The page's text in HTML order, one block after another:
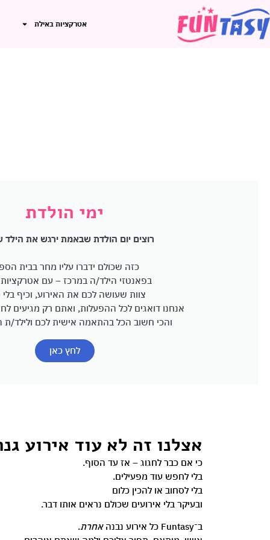
אטרקציות באילת
ימי הולדת
רוצים יום הולדת שבאמת ירגש את
כזה שכולם ידברו עליו מחר בבית
בפאנטזי הילד/ה במרכז – עם אטרקציות
צוות שעושה לכם את האירוע, וכיף בלי
אנחנו דואגים לכל ההפעלות, ואתם רק מגיעים
והכי חשוב הכל בהתאמה אישית לכם ולילד/ת
לחץ כאן
אצלנו זה לא עוד אירוע
כי אם כבר לחגוג – אז עד הסוף.
בלי לחפש עוד מפעילים.
בלי לסחוב או להכין כלום
ובעיקר בלי אירועים שכולם נראים אותו דבר.
ב־Funtasy כל אירוע נבנה
אחרת.